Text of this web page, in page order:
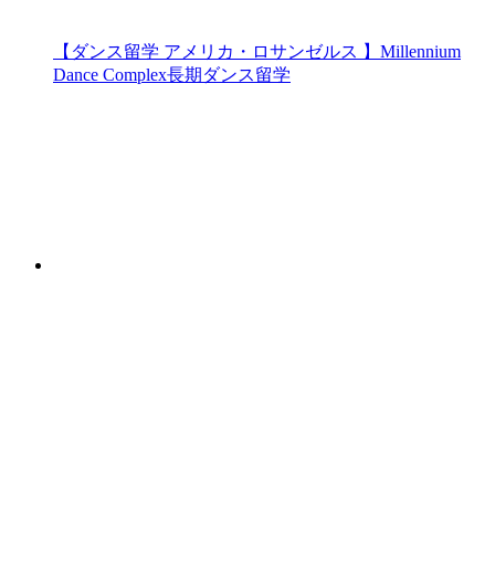
【ダンス留学 アメリカ・ロサンゼルス 】Millennium
Dance Complex長期ダンス留学